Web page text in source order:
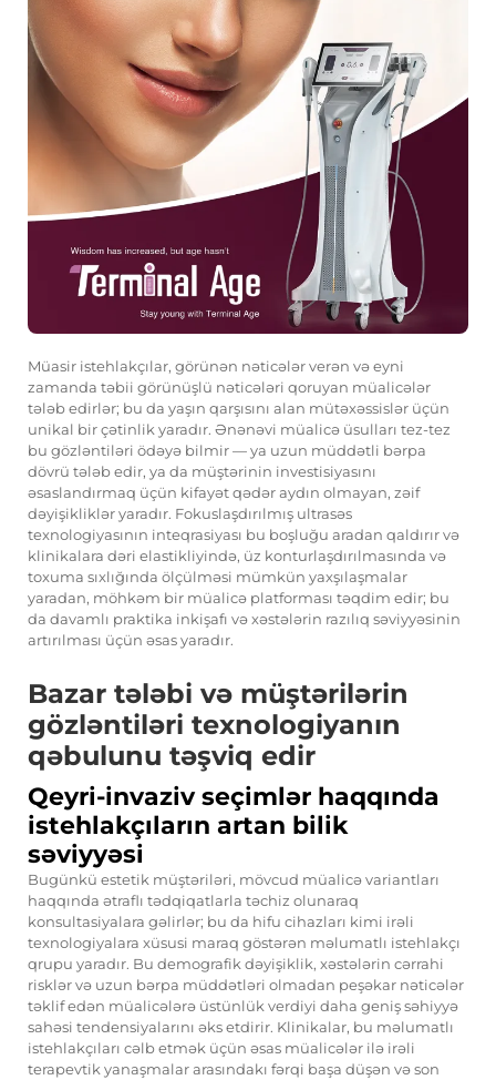
Müasir istehlakçılar, görünən nəticələr verən və eyni
zamanda təbii görünüşlü nəticələri qoruyan müalicələr
tələb edirlər; bu da yaşın qarşısını alan mütəxəssislər üçün
unikal bir çətinlik yaradır. Ənənəvi müalicə üsulları tez-tez
bu gözləntiləri ödəyə bilmir — ya uzun müddətli bərpa
dövrü tələb edir, ya da müştərinin investisiyasını
əsaslandırmaq üçün kifayət qədər aydın olmayan, zəif
dəyişikliklər yaradır. Fokuslaşdırılmış ultrasəs
texnologiyasının inteqrasiyası bu boşluğu aradan qaldırır və
klinikalara dəri elastikliyində, üz konturlaşdırılmasında və
toxuma sıxlığında ölçülməsi mümkün yaxşılaşmalar
yaradan, möhkəm bir müalicə platforması təqdim edir; bu
da davamlı praktika inkişafı və xəstələrin razılıq səviyyəsinin
artırılması üçün əsas yaradır.
Bazar tələbi və müştərilərin
gözləntiləri texnologiyanın
qəbulunu təşviq edir
Qeyri-invaziv seçimlər haqqında
istehlakçıların artan bilik
səviyyəsi
Bugünkü estetik müştəriləri, mövcud müalicə variantları
haqqında ətraflı tədqiqatlarla təchiz olunaraq
konsultasiyalara gəlirlər; bu da hifu cihazları kimi irəli
texnologiyalara xüsusi maraq göstərən məlumatlı istehlakçı
qrupu yaradır. Bu demografik dəyişiklik, xəstələrin cərrahi
risklər və uzun bərpa müddətləri olmadan peşəkar nəticələr
təklif edən müalicələrə üstünlük verdiyi daha geniş səhiyyə
sahəsi tendensiyalarını əks etdirir. Klinikalar, bu məlumatlı
istehlakçıları cəlb etmək üçün əsas müalicələr ilə irəli
terapevtik yanaşmalar arasındakı fərqi başa düşən və son